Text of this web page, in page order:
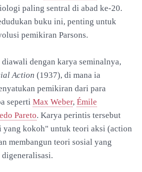
paling sentral di abad ke-20.
buku ini, penting untuk
pemikiran Parsons.
dengan karya seminalnya,
Action (1937), di mana ia
pemikiran dari para
seperti Max Weber, Émile
Pareto. Karya perintis tersebut
yang kokoh" untuk teori aksi (action
membangun teori sosial yang
digeneralisasi.